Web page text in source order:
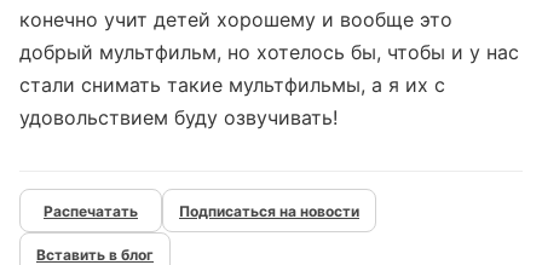
конечно учит детей хорошему и вообще это
добрый мультфильм, но хотелось бы, чтобы и у нас
стали снимать такие мультфильмы, а я их с
удовольствием буду озвучивать!
Подписаться на новости
Вставить в блог